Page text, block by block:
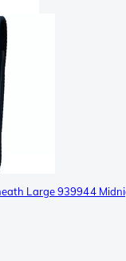
Large 939944